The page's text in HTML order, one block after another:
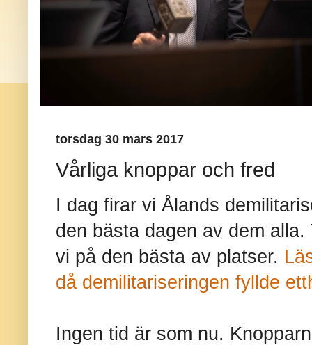
torsdag 30 mars 2017
Vårliga knoppar och fred
I dag firar vi Ålands
den bästa dagen av dem
vi på den bästa av platser.
då demilitariseringen fyllde
Ingen tid är som nu.